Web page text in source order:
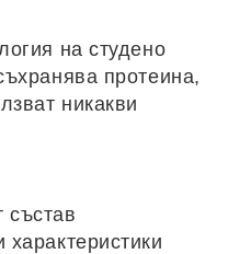
на студено
протеина,
никакви
състав